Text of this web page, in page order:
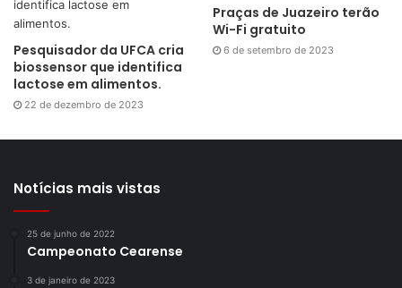
Pesquisador da UFCA cria
biossensor que identifica
lactose em alimentos.
22 de dezembro de 2023
Praças de Juazeiro terão
Wi-Fi gratuito
6 de setembro de 2023
Notícias mais vistas
25 de junho de 2022
Campeonato Cearense
3 de janeiro de 2023